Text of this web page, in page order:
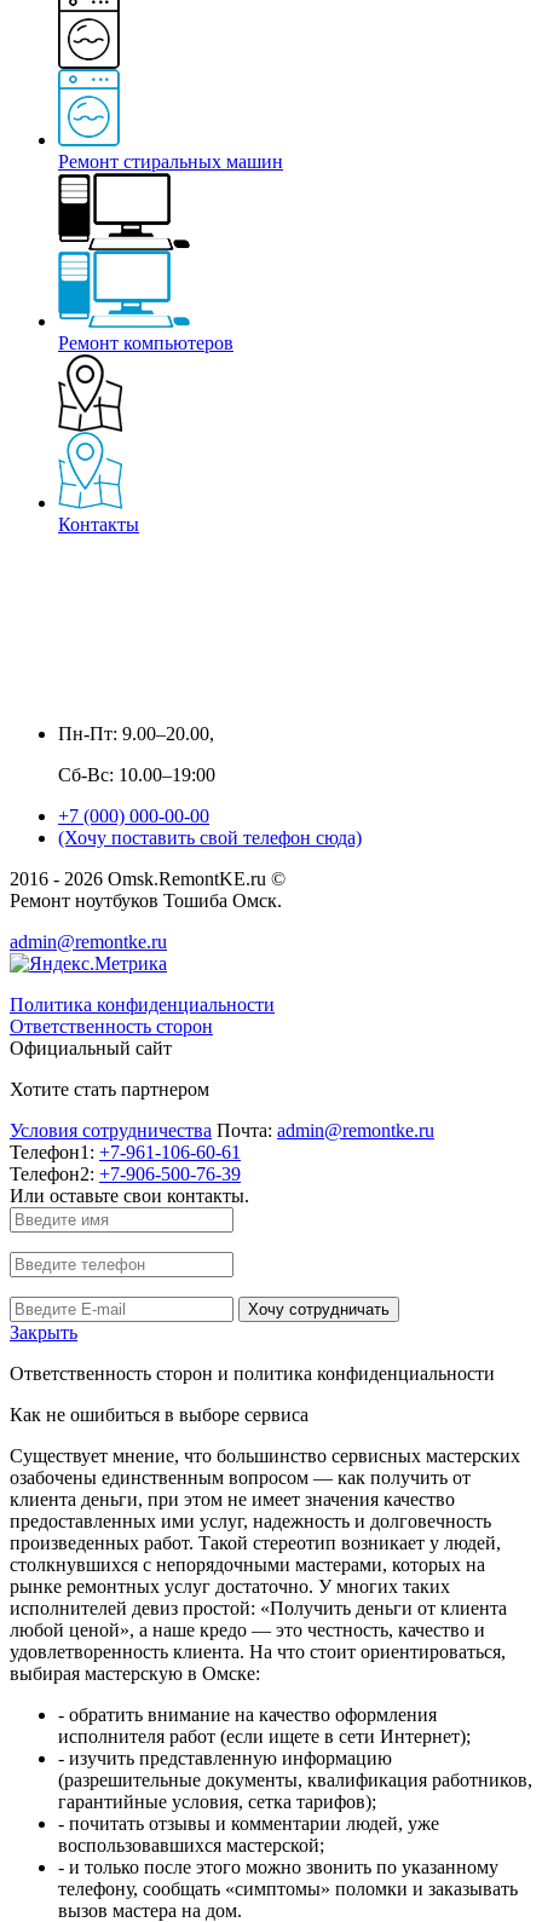
Ремонт стиральных машин
Ремонт компьютеров
Контакты
Пн-Пт: 9.00–20.00,
Сб-Вс: 10.00–19:00
+7 (000) 000-00-00
(Хочу поставить свой телефон сюда)
2016 - 2026 Omsk.RemontKE.ru ©
Ремонт ноутбуков Тошиба Омск.
admin@remontke.ru
Политика конфиденциальности
Ответственность сторон
Официальный сайт
Хотите стать партнером
Условия сотрудничества Почта: admin@remontke.ru
Телефон1: +7-961-106-60-61
Телефон2: +7-906-500-76-39
Или оставьте свои контакты.
Хочу сотрудничать
Закрыть
Ответственность сторон и политика конфиденциальности
Как не ошибиться в выборе сервиса
Существует мнение, что большинство сервисных мастерских
озабочены единственным вопросом — как получить от
клиента деньги, при этом не имеет значения качество
предоставленных ими услуг, надежность и долговечность
произведенных работ. Такой стереотип возникает у людей,
столкнувшихся с непорядочными мастерами, которых на
рынке ремонтных услуг достаточно. У многих таких
исполнителей девиз простой: «Получить деньги от клиента
любой ценой», а наше кредо — это честность, качество и
удовлетворенность клиента. На что стоит ориентироваться,
выбирая мастерскую в Омске:
- обратить внимание на качество оформления
исполнителя работ (если ищете в сети Интернет);
- изучить представленную информацию
(разрешительные документы, квалификация работников,
гарантийные условия, сетка тарифов);
- почитать отзывы и комментарии людей, уже
воспользовавшихся мастерской;
- и только после этого можно звонить по указанному
телефону, сообщать «симптомы» поломки и заказывать
вызов мастера на дом.